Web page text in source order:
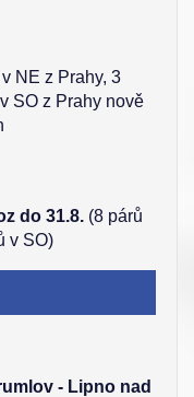
NE z Prahy, 3
SO z Prahy nově
do 31.8. (8 párů
v SO)
- Lipno nad